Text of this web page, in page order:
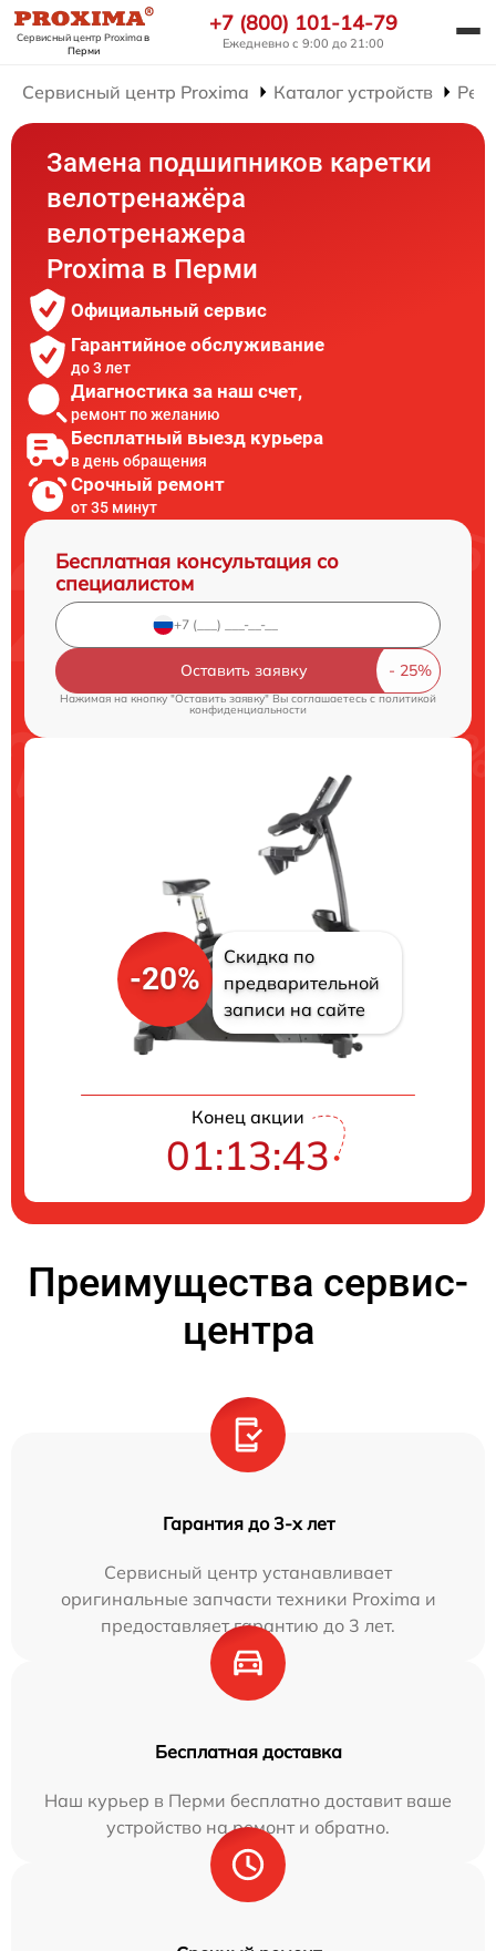
Сервисный центр Proximaв
Перми
+7 (800) 101-14-79
Ежедневно с 9:00 до 21:00
Сервисный центр Proxima Каталог устройств
Замена подшипников каретки
велотренажёра
велотренажера
Proxima в Перми
Официальный сервис
Гарантийное обслуживание
до 3 лет
Диагностика за наш счет,
ремонт по желанию
Бесплатный выезд курьера
в день обращения
Срочный ремонт
от 35 минут
Бесплатная консультация со
специалистом
Оставить заявку
Нажимая на кнопку "Оставить заявку" Вы соглашаетесь cполитикой
конфиденциальности
-20%
Скидка по
предварительной
записи на сайте
Конец акции
01:13:42
Преимущества сервис-
центра
Гарантия до 3-х лет
Сервисный центр устанавливает
оригинальные запчасти техники Proxima и
предоставляет гарантию до 3 лет.
Бесплатная доставка
Наш курьер в Перми бесплатно доставит ваше
устройство на ремонт и обратно.